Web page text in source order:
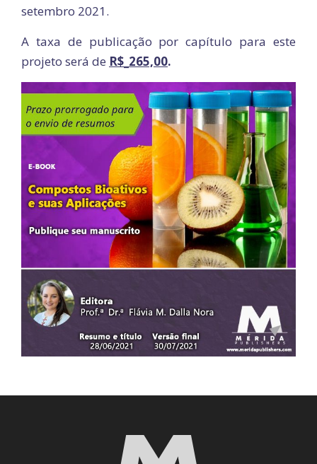
setembro 2021.
A taxa de publicação por capítulo para este
projeto será de R$_265,00.